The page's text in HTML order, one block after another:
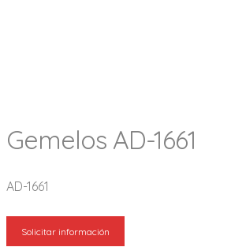
Gemelos AD-1661
AD-1661
Solicitar información